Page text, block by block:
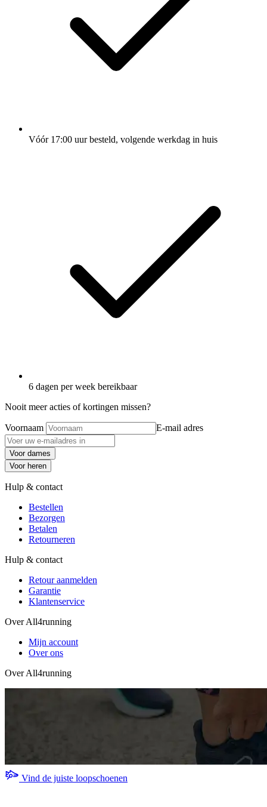
Vóór 17:00 uur besteld, volgende werkdag in huis
6 dagen per week bereikbaar
Nooit meer acties of kortingen missen?
Voornaam E-mail adres
Voor dames
Voor heren
Hulp & contact
Bestellen
Bezorgen
Betalen
Retourneren
Hulp & contact
Retour aanmelden
Garantie
Klantenservice
Over All4running
Mijn account
Over ons
Over All4running
Vind de juiste loopschoenen